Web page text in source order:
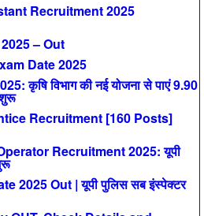
Recruitment 2025
– Out
Date 2025
कृषि विभाग की नई योजना से पाएं 9.90
Recruitment [160 Posts]
Recruitment 2025: यूपी
2025 Out | यूपी पुलिस सब इंस्पेक्टर